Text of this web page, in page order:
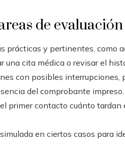
de evaluación
prácticas y pertinentes, como
una cita médica o revisar el
con posibles
del comprobante impreso.
primer contacto cuánto
en ciertos casos para